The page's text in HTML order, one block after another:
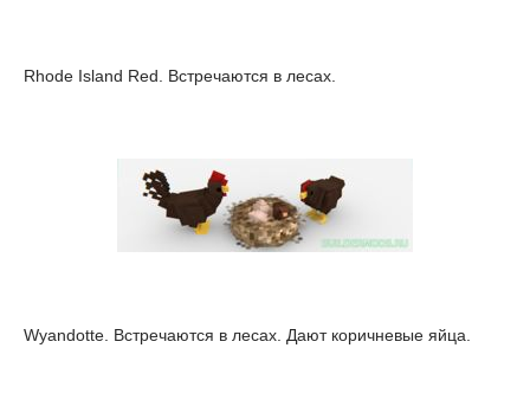
Rhode Island Red. Встречаются в лесах.
Wyandotte. Встречаются в лесах. Дают коричневые яйца.